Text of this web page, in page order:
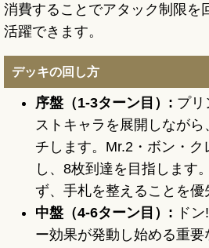
消費することでアタック制限を
活躍できます。
デッキの回し方
序盤（1-3ターン目）: プリ
ストキャラを展開しなが
チします。Mr.2・ボン・ク
し、8枚到達を目指します
ず、手札を整えることを優
中盤（4-6ターン目）: ド
ー効果が発動し始める重